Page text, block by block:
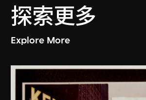
探索更多
Explore More